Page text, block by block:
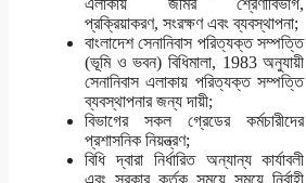
এলাকায় জমির শ্রেণীবিভাগ,
প্রক্রিয়াকরণ, সংরক্ষণ এবং ব্যবস্থাপনা;
বাংলাদেশ সেনানিবাস পরিত্যক্ত সম্পত্তি
(ভূমি ও ভবন) বিধিমালা, 1983 অনুযায়ী
সেনানিবাস এলাকায় পরিত্যক্ত সম্পত্তি
ব্যবস্থাপনার জন্য দায়ী;
বিভাগের সকল গ্রেডের কর্মচারীদের
প্রশাসনিক নিয়ন্ত্রণ;
বিধি দ্বারা নির্ধারিত অন্যান্য কার্যাবলী